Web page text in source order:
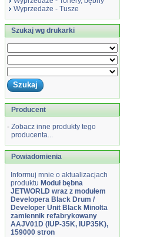
Wyprzedaże - Tusze
Szukaj wg drukarki
Producent
- Zobacz inne produkty tego
producenta...
Powiadomienia
Informuj mnie o aktualizacjach
produktu Moduł bębna
JETWORLD wraz z modułem
Developera Black Drum /
Developer Unit Black Minolta
zamiennik refabrykowany
AAJV01D (IUP-35K, IUP35K),
159000 stron